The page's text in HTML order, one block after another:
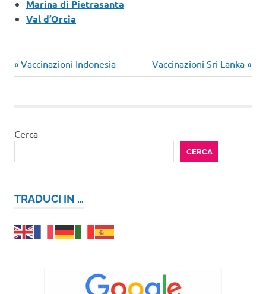
Marina di Pietrasanta
Val d’Orcia
Navigazione
Articolo
precedente:
Vaccinazioni Indonesia
Articolo
successivo:
Vaccinazioni Sri Lanka
Cerca
CERCA
TRADUCI IN …